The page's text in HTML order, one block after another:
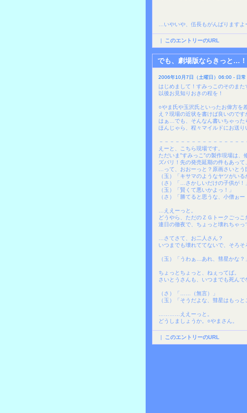
…いやいや、伍長もがんばりますよ
| このエントリーのURL
でも、劇場版ならきっと…！
2006年10月7日（土曜日）06:00 - 日常
はじめまして！すみっこのそのまた
以後お見知りおきの程を！
○やま氏や玉沢氏といったお偉方を
え？現場の近状を書けば良いのです
はぁ…でも、そんなん書いちゃった
ほんじゃら、程々マイルドにお送り
－－－－－－－－－－－－－－－
えーと、こちら現場です。
ただいま”すみっこ”の製作現場は、
ズバリ！先の発売延期の件もあっ
…って、おおーっと？原画さいと
（玉）「キサマのようなヤツがいる
（さ）「…さかしいだけの子供が！」
（玉）「賢くて悪いかよっ！」
（さ）「勝てると思うな、小僧ぉー
…ええーっと。
どうやら、ただのＺＧトークごっこ
連日の徹夜で、ちょっと壊れちゃっ
…さてさて、お二人さん？
いつまでも壊れててないで、そろそ
（玉）「うわぁ…あれ、彗星かな？」
ちょっとちょっと、ねぇってば。
さいとうさんも、いつまでも死ん
（さ）「……（無言）」
（玉）「そうだよな、彗星はもっ
…………ええーっと。
どうしましょうか。○やまさん。
| このエントリーのURL